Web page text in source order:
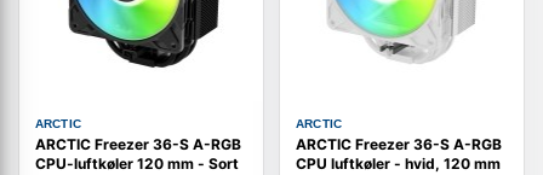
ARCTIC
ARCTIC Freezer 36-S A-RGB
CPU-luftkøler 120 mm - Sort
ARCTIC
ARCTIC Freezer 36-S A-RGB
CPU luftkøler - hvid, 120 mm